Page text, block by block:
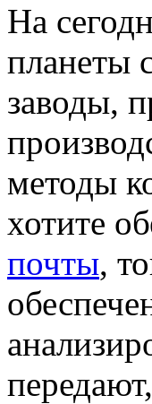
На
планеты
заводы,
методы
хотите
почты,